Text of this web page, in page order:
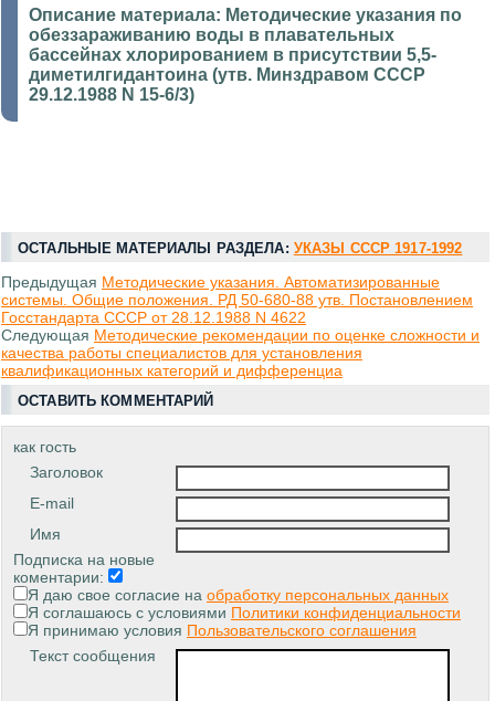
Описание материала: Методические указания по
обеззараживанию воды в плавательных
бассейнах хлорированием в присутствии 5,5-
диметилгидантоина (утв. Минздравом СССР
29.12.1988 N 15-6/3)
ОСТАЛЬНЫЕ МАТЕРИАЛЫ РАЗДЕЛА: УКАЗЫ СССР 1917-1992
Предыдущая Методические указания. Автоматизированные
системы. Общие положения. РД 50-680-88 утв. Постановлением
Госстандарта СССР от 28.12.1988 N 4622
Следующая Методические рекомендации по оценке сложности и
качества работы специалистов для установления
квалификационных категорий и дифференциа
ОСТАВИТЬ КОММЕНТАРИЙ
как гость
Заголовок
E-mail
Имя
Подписка на новые
коментарии:
Я даю свое согласие на обработку персональных данных
Я соглашаюсь с условиями Политики конфиденциальности
Я принимаю условия Пользовательского соглашения
Текст сообщения